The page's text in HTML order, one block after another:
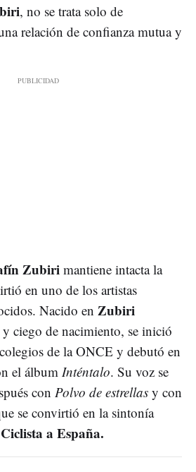
, no se trata solo de
relación de confianza mutua y
Zubirimantiene intacta la
en uno de los artistas
Nacido en Zubiri
ciego de nacimiento, se inició
de la ONCE y debutó en
el álbum Inténtalo. Su voz se
con Polvo de estrellas y con
se convirtió en la sintonía
a España.